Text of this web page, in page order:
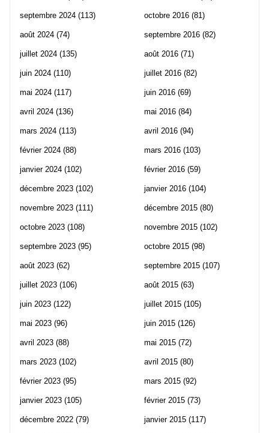
septembre 2024 (113)
août 2024 (74)
juillet 2024 (135)
juin 2024 (110)
mai 2024 (117)
avril 2024 (136)
mars 2024 (113)
février 2024 (88)
janvier 2024 (102)
décembre 2023 (102)
novembre 2023 (111)
octobre 2023 (108)
septembre 2023 (95)
août 2023 (62)
juillet 2023 (106)
juin 2023 (122)
mai 2023 (96)
avril 2023 (88)
mars 2023 (102)
février 2023 (95)
janvier 2023 (105)
décembre 2022 (79)
octobre 2016 (81)
septembre 2016 (82)
août 2016 (71)
juillet 2016 (82)
juin 2016 (69)
mai 2016 (84)
avril 2016 (94)
mars 2016 (103)
février 2016 (59)
janvier 2016 (104)
décembre 2015 (80)
novembre 2015 (102)
octobre 2015 (98)
septembre 2015 (107)
août 2015 (63)
juillet 2015 (105)
juin 2015 (126)
mai 2015 (72)
avril 2015 (80)
mars 2015 (92)
février 2015 (73)
janvier 2015 (117)